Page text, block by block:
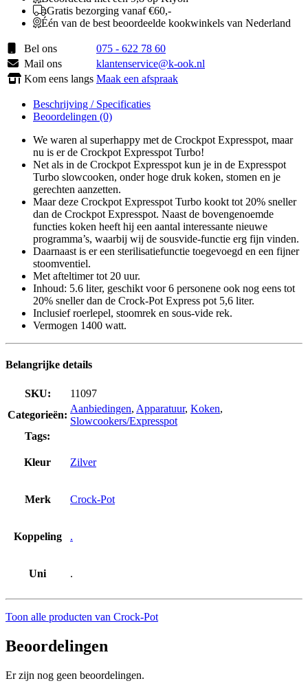
Gratis bezorging vanaf €60,-
Één van de best beoordeelde kookwinkels van Nederland
Bel ons
075 - 622 78 60
Mail ons
klantenservice@k-ook.nl
Kom eens langs Maak een afspraak
Beschrijving / Specificaties
Beoordelingen (0)
We waren al superhappy met de Crockpot Expresspot, maar
nu is er de Crockpot Expresspot Turbo!
Net als in de Crockpot Expresspot kun je in de Expresspot
Turbo slowcooken, onder hoge druk koken, stomen en je
gerechten aanzetten.
Maar deze Crockpot Expresspot Turbo kookt tot 20% sneller
dan de Crockpot Expresspot. Naast de bovengenoemde
functies koken heeft hij een aantal interessante nieuwe
programma’s, waarbij wij de sousvide-functie erg fijn vinden.
Daarnaast is er een sterilisatiefunctie toegevoegd en een fijner
stoomventiel.
Met afteltimer tot 20 uur.
Inhoud: 5.6 liter, geschikt voor 6 personene ook nog eens tot
20% sneller dan de Crock-Pot Express pot 5,6 liter.
Inclusief roerlepel, stoomrek en sous-vide rek.
Vermogen 1400 watt.
Belangrijke details
SKU:
11097
Categorieën:
Aanbiedingen, Apparatuur, Koken,
Slowcookers/Expresspot
Tags:
Kleur Zilver
Merk Crock-Pot
Koppeling .
Uni .
Toon alle producten van Crock-Pot
Beoordelingen
Er zijn nog geen beoordelingen.